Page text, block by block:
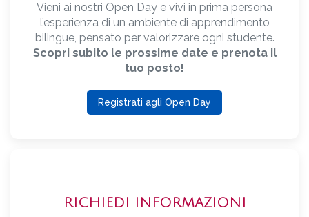
Vieni ai nostri Open Day e vivi in prima persona
l’esperienza di un ambiente di apprendimento
bilingue, pensato per valorizzare ogni studente.
Scopri subito le prossime date e prenota il
tuo posto!
Registrati agli Open Day
RICHIEDI INFORMAZIONI